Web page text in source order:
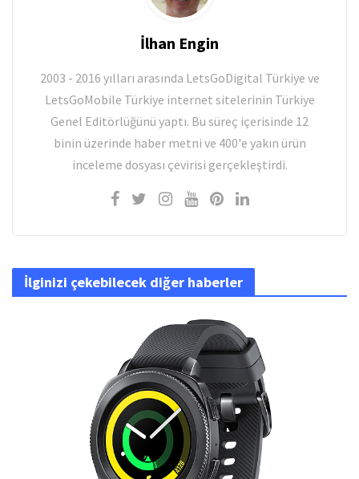
İlhan Engin
2003 - 2016 yılları arasında LetsGoDigital Türkiye ve
LetsGoMobile Türkiye internet sitelerinin Türkiye
Genel Editörlüğünü yaptı. Bu süreç içerisinde 12
binin üzerinde haber metni ve 400'e yakın ürün
inceleme dosyası çevirisi gerçekleştirdi.
İlginizi çekebilecek diğer haberler